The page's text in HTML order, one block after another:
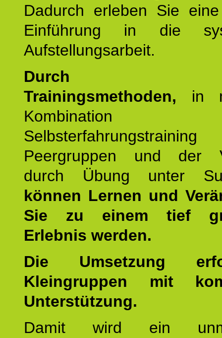
Dadurch erleben Sie
Einführung in die
Aufstellungsarbeit.
Durch
Trainingsmethoden, in
Peergruppen und der
durch Übung unter
können Lernen und
Sie zu einem tief
Erlebnis werden.
Die Umsetzung
Kleingruppen mit
Unterstützung.
Damit wird ein